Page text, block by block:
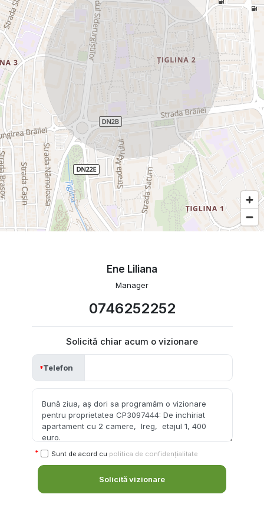
Ene Liliana
Manager
0746252252
Solicită chiar acum o vizionare
Telefon
Sunt de acord cu politica de confidențialitate
Solicită vizionare